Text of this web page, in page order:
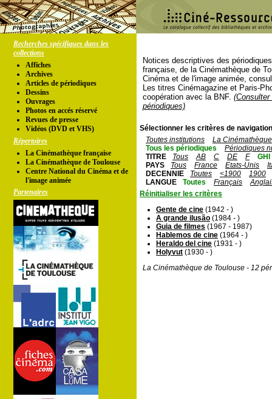
Recherches spécifiques dans les
collections
Affiches
Archives
Articles de périodiques
Dessins
Ouvrages
Photos en accés réservé
Revues de presse
Vidéos (DVD et VHS)
Répertoires
La Cinémathèque française
La Cinémathèque de Toulouse
Centre National du Cinéma et de
l'image animée
Partenaires
Notices descriptives des
française, de la Cinémathèque de
Cinéma et de l'image animée,
Les titres Cinémagazine et Paris-
coopération avec la BNF.
périodiques)
Sélectionner les critères de
Toutes institutions
La
Tous les périodiques
Périodiques
TITRE
Tous AB C DE F
GHI
PAYS
Tous France Etats-Unis
DECENNIE
Toutes <1900
1900
LANGUE
Toutes Français
Réinitialiser les critères
Gente de cine (1942 - )
A grande ilusão (1984 - )
Guia de filmes (1967 - 1987)
Hablemos de cine (1964 - )
Heraldo del cine (1931 - )
Holyvut (1930 - )
La Cinémathèque de Toulouse - 12